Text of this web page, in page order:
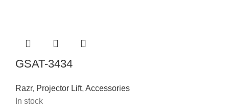
GSAT-3434
Razr, Projector Lift, Accessories
In stock